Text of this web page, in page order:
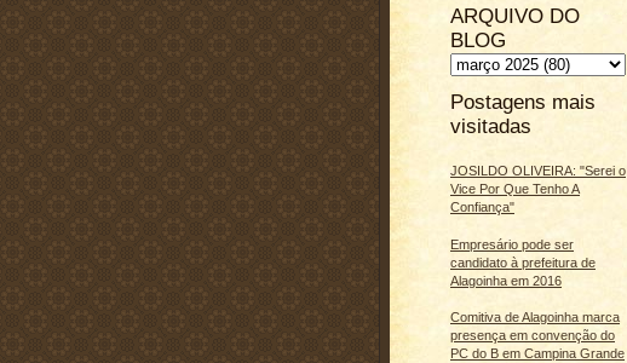
ARQUIVO DO
BLOG
Postagens mais
visitadas
JOSILDO OLIVEIRA: "Serei o
Vice Por Que Tenho A
Confiança"
Empresário pode ser
candidato à prefeitura de
Alagoinha em 2016
Comitiva de Alagoinha marca
presença em convenção do
PC do B em Campina Grande